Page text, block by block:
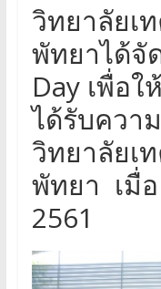
วิทยาลัยเ
พัทยาได้จั
Day เพื่อ
ได้รับคว
วิทยาลัยเ
พัทยา เมื่
2561